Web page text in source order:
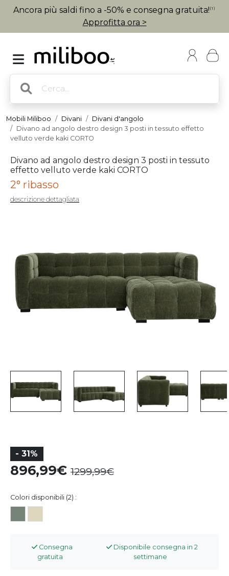
Ancora più saldi fino a -50% e consegna gratuita! (1)
Approfitta ora >
Mobili Miliboo Divani
Divani d'angolo
Divano ad angolo destro design 3 posti in tessuto effetto
velluto verde kaki CORTO
Divano ad angolo destro design 3 posti in tessuto
effetto velluto verde kaki CORTO
2° ribasso
descrizione dettagliata
- 31%
896,99 1299,99
Colori disponibili (2) :
Consegna
gratuita
Disponibile consegna in 2
settimane